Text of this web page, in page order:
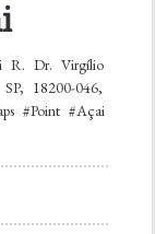
R. Dr. Virgílio
18200-046,
#Point #Açai